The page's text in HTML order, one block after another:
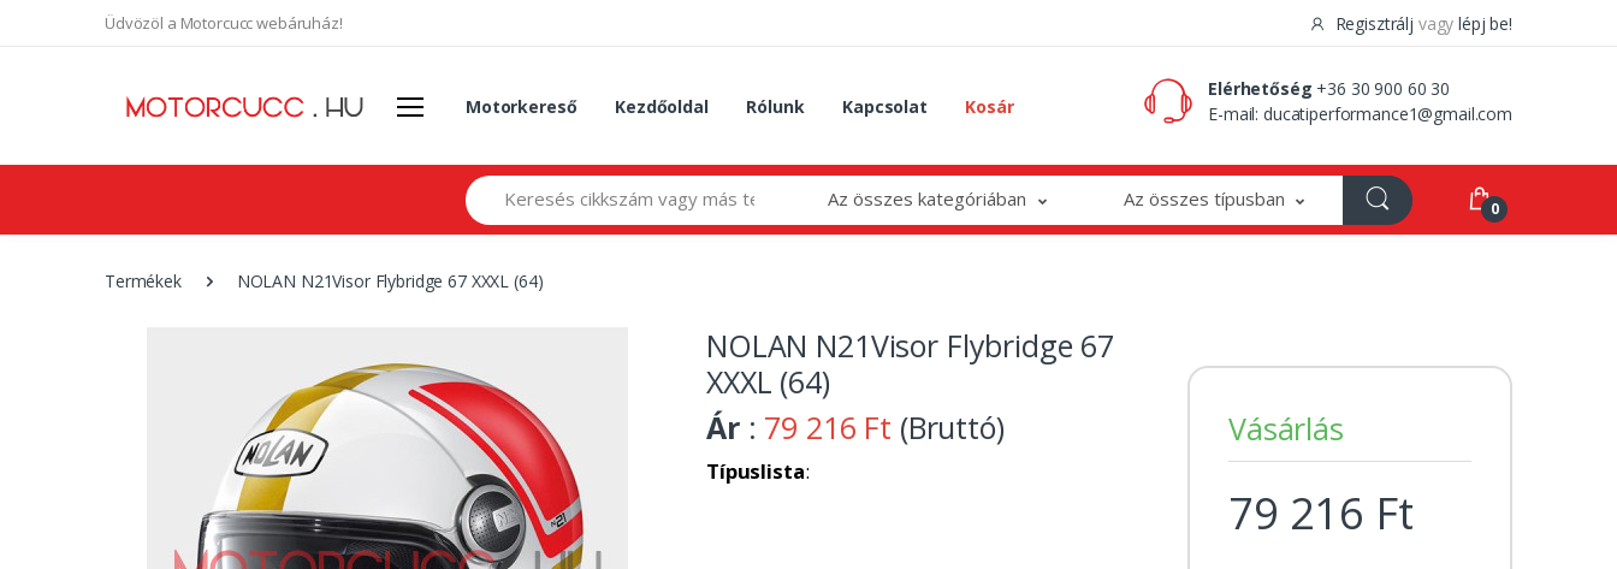
Üdvözöl a Motorcucc webáruház! Regisztrálj vagy lépj be!
Motorkereső Kezdőoldal Rólunk Kapcsolat Kosár
Elérhetőség +36 30 900 60 30
E-mail:ducatiperformance1@gmail.com
Search Az összes kategóriában Az összes típusban 0
Termékek NOLAN N21Visor Flybridge 67 XXXL (64)
NOLAN N21Visor Flybridge 67
XXXL (64)
Ár : 79 216 Ft (Bruttó)
Típuslista:
Vásárlás
79 216 Ft